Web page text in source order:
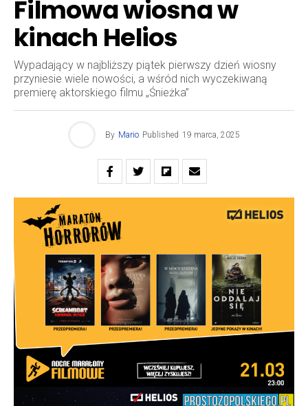
Filmowa wiosna w
kinach Helios
Wypadający w najbliższy piątek pierwszy dzień wiosny
przyniesie wiele nowości, a wśród nich wyczekiwaną
premierę aktorskiego filmu „Śnieżka”
By Mario Published 19 marca, 2025